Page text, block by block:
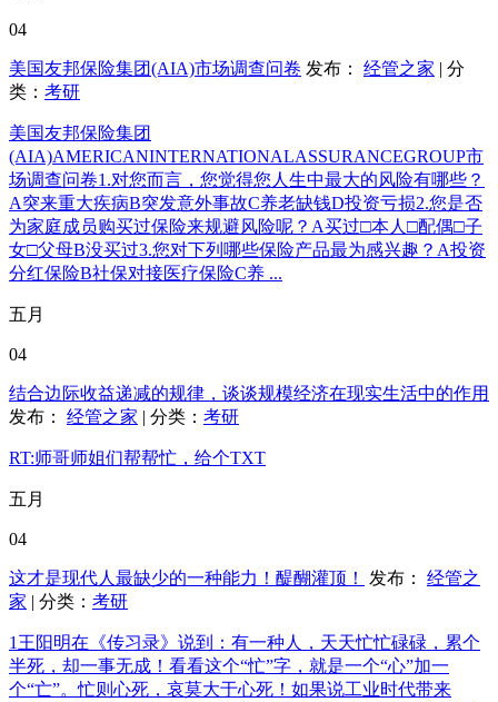
04
美国友邦保险集团(AIA)市场调查问卷 发布： 经管之家 | 分
类： 考研
美国友邦保险集团
(AIA)AMERICANINTERNATIONALASSURANCEGROUP市
场调查问卷1.对您而言，您觉得您人生中最大的风险有哪些？
A突来重大疾病B突发意外事故C养老缺钱D投资亏损2.您是否
为家庭成员购买过保险来规避风险呢？A买过□本人□配偶□子
女□父母B没买过3.您对下列哪些保险产品最为感兴趣？A投资
分红保险B社保对接医疗保险C养 ...
五月
04
结合边际收益递减的规律，谈谈规模经济在现实生活中的作用
发布： 经管之家 | 分类： 考研
RT:师哥师姐们帮帮忙，给个TXT
五月
04
这才是现代人最缺少的一种能力！醍醐灌顶！ 发布： 经管之
家 | 分类： 考研
1王阳明在《传习录》说到：有一种人，天天忙忙碌碌，累个
半死，却一事无成！看看这个“忙”字，就是一个“心”加一
个“亡”。忙则心死，哀莫大于心死！如果说工业时代带来